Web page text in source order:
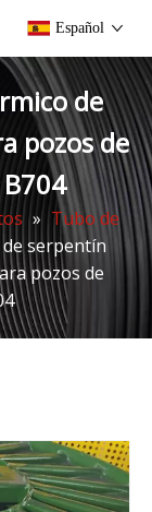
Español
de
pozos de
» Tubo de
serpentín
pozos de